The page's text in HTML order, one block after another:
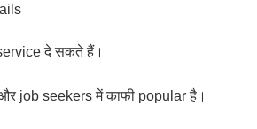
दे सकते हैं।
job seekers में काफी popular है।